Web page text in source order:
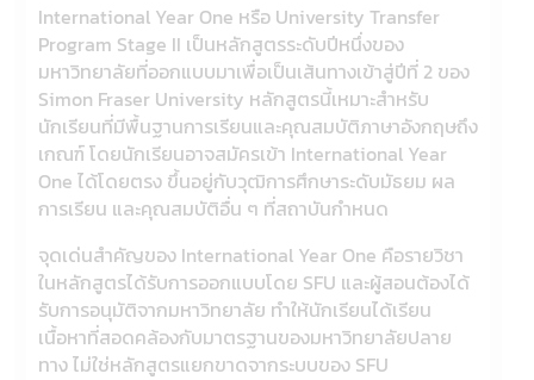
International Year One หรือ University Transfer
Program Stage II เป็นหลักสูตรระดับปีหนึ่งของ
มหาวิทยาลัยที่ออกแบบมาเพื่อเป็นเส้นทางเข้าสู่ปีที่ 2 ของ
Simon Fraser University หลักสูตรนี้เหมาะสำหรับ
นักเรียนที่มีพื้นฐานการเรียนและคุณสมบัติภาษาอังกฤษถึง
เกณฑ์ โดยนักเรียนอาจสมัครเข้า International Year
One ได้โดยตรง ขึ้นอยู่กับวุฒิการศึกษาระดับมัธยม ผล
การเรียน และคุณสมบัติอื่น ๆ ที่สถาบันกำหนด
จุดเด่นสำคัญของ International Year One คือรายวิชา
ในหลักสูตรได้รับการออกแบบโดย SFU และผู้สอนต้องได้
รับการอนุมัติจากมหาวิทยาลัย ทำให้นักเรียนได้เรียน
เนื้อหาที่สอดคล้องกับมาตรฐานของมหาวิทยาลัยปลาย
ทาง ไม่ใช่หลักสูตรแยกขาดจากระบบของ SFU